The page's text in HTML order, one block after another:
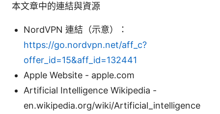
本文章中的連結與資源
NordVPN 連結（示意）：
https://go.nordvpn.net/aff_c?
offer_id=15&aff_id=132441
Apple Website - apple.com
Artificial Intelligence Wikipedia -
en.wikipedia.org/wiki/Artificial_intelligence